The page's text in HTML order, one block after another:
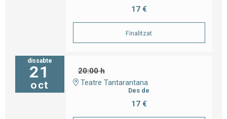
17 €
Finalitzat
dissabte
21
oct
20:00 h
Teatre Tantarantana
Des de
17 €